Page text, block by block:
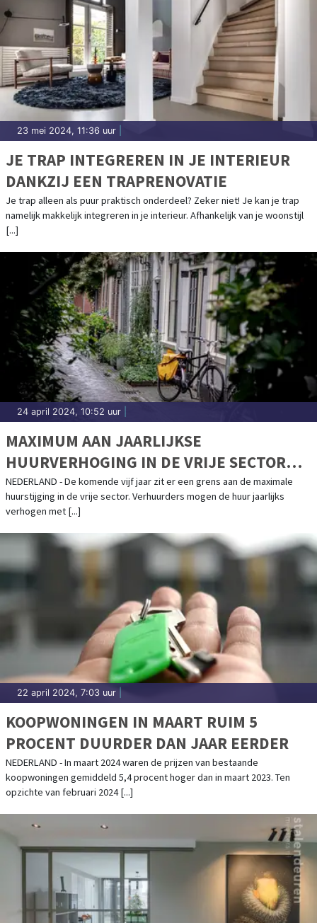
23 mei 2024, 11:36 uur
JE TRAP INTEGREREN IN JE INTERIEUR
DANKZIJ EEN TRAPRENOVATIE
Je trap alleen als puur praktisch onderdeel? Zeker niet! Je kan je trap
namelijk makkelijk integreren in je interieur. Afhankelijk van je woonstijl
[...]
24 april 2024, 10:52 uur
MAXIMUM AAN JAARLIJKSE
HUURVERHOGING IN DE VRIJE SECTOR
BLIJFT GELDEN TOT 1 MEI 2029
NEDERLAND - De komende vijf jaar zit er een grens aan de maximale
huurstijging in de vrije sector. Verhuurders mogen de huur jaarlijks
verhogen met [...]
22 april 2024, 7:03 uur
KOOPWONINGEN IN MAART RUIM 5
PROCENT DUURDER DAN JAAR EERDER
NEDERLAND - In maart 2024 waren de prijzen van bestaande
koopwoningen gemiddeld 5,4 procent hoger dan in maart 2023. Ten
opzichte van februari 2024 [...]